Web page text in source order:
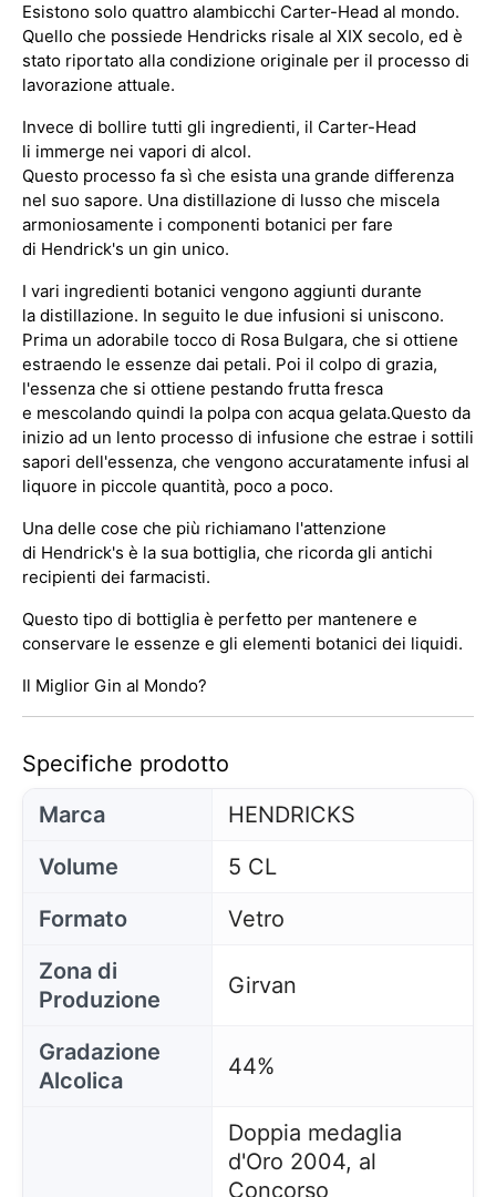
Esistono solo quattro alambicchi Carter-Head al mondo.
Quello che possiede Hendricks risale al XIX secolo, ed è
stato riportato alla condizione originale per il processo di
lavorazione attuale.
Invece di bollire tutti gli ingredienti, il Carter-Head
li immerge nei vapori di alcol.
Questo processo fa sì che esista una grande differenza
nel suo sapore. Una distillazione di lusso che miscela
armoniosamente i componenti botanici per fare
di Hendrick's un gin unico.
I vari ingredienti botanici vengono aggiunti durante
la distillazione. In seguito le due infusioni si uniscono.
Prima un adorabile tocco di Rosa Bulgara, che si ottiene
estraendo le essenze dai petali. Poi il colpo di grazia,
l'essenza che si ottiene pestando frutta fresca
e mescolando quindi la polpa con acqua gelata.Questo da
inizio ad un lento processo di infusione che estrae i sottili
sapori dell'essenza, che vengono accuratamente infusi al
liquore in piccole quantità, poco a poco.
Una delle cose che più richiamano l'attenzione
di Hendrick's è la sua bottiglia, che ricorda gli antichi
recipienti dei farmacisti.
Questo tipo di bottiglia è perfetto per mantenere e
conservare le essenze e gli elementi botanici dei liquidi.
Il Miglior Gin al Mondo?
Specifiche prodotto
Marca
HENDRICKS
Volume
5 CL
Formato
Vetro
Zona di
Produzione
Girvan
Gradazione
Alcolica
44%
Doppia medaglia
d'Oro 2004, al
Concorso